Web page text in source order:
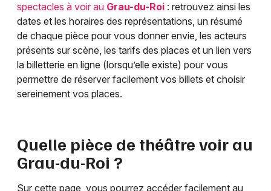
spectacles à voir au Grau-du-Roi : retrouvez ainsi les
dates et les horaires des représentations, un résumé
de chaque pièce pour vous donner envie, les acteurs
présents sur scène, les tarifs des places et un lien vers
la billetterie en ligne (lorsqu’elle existe) pour vous
permettre de réserver facilement vos billets et choisir
sereinement vos places.
Quelle pièce de théâtre voir au
Grau-du-Roi ?
Sur cette page, vous pourrez accéder facilement au